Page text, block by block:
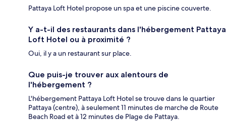
Pattaya Loft Hotel propose un spa et une piscine couverte.
Y a-t-il des restaurants dans l'hébergement Pattaya
Loft Hotel ou à proximité ?
Oui, il y a un restaurant sur place.
Que puis-je trouver aux alentours de
l'hébergement ?
L'hébergement Pattaya Loft Hotel se trouve dans le quartier
Pattaya (centre), à seulement 11 minutes de marche de Route
Beach Road et à 12 minutes de Plage de Pattaya.